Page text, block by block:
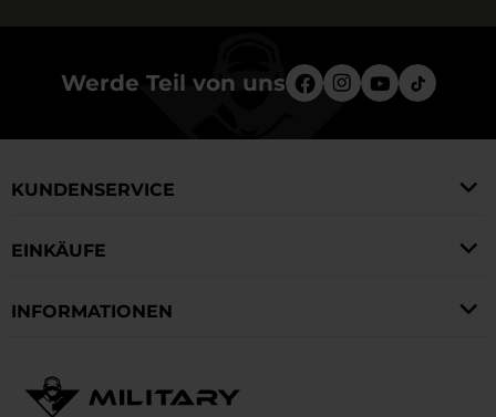
Werde Teil von uns
KUNDENSERVICE
EINKÄUFE
INFORMATIONEN